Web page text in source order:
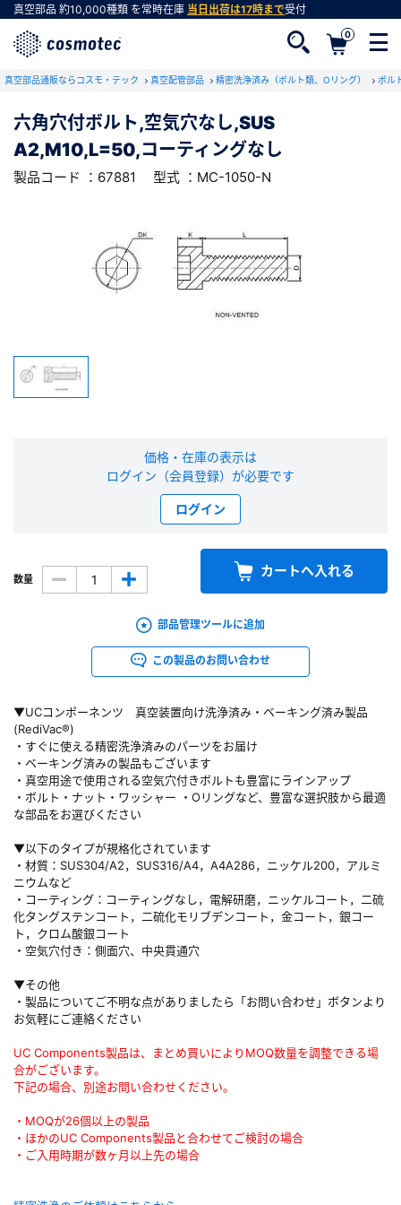
真空部品 約10,000種類 を常時在庫 当日出荷は17時まで受付
0
真空部品通販ならコスモ・テック 真空配管部品 精密洗浄済み（ボルト類、Oリング） ボル
六角穴付ボルト,空気穴なし,SUS
A2,M10,L=50,コーティングなし
製品コード ：67881 型式 ：MC-1050-N
▼UCコンポーネンツ 真空装置向け洗浄済み・ベーキング済み製品
(RediVac®)
・すぐに使える精密洗浄済みのパーツをお届け
・ベーキング済みの製品もございます
・真空用途で使用される空気穴付きボルトも豊富にラインアップ
・ボルト・ナット・ワッシャー ・Oリングなど、豊富な選択肢から最適
な部品をお選びください
▼以下のタイプが規格化されています
・材質：SUS304/A2，SUS316/A4，A4A286，ニッケル200，アルミ
ニウムなど
・コーティング：コーティングなし，電解研磨，ニッケルコート，二硫
化タングステンコート，二硫化モリブデンコート，金コート，銀コー
ト，クロム酸銀コート
・空気穴付き：側面穴、中央貫通穴
▼その他
・製品についてご不明な点がありましたら「お問い合わせ」ボタンより
お気軽にご連絡ください
UC Components製品は、まとめ買いによりMOQ数量を調整できる場
合がございます。
下記の場合、別途お問い合わせください。
・MOQが26個以上の製品
・ほかのUC Components製品と合わせてご検討の場合
・ご入用時期が数ヶ月以上先の場合
価格・在庫の表示は
ログイン（会員登録）が必要です
ログイン
数量 カートへ入れる
部品管理ツールに追加
この製品のお問い合わせ
RoHS2適合報告書のダウンロード
下記製品のRoHS2適合報告書のダウンロードをします。
六角穴付ボルト,空気穴なし,SUS
A2,M10,L=50,コーティングなし
型式 ：MC-1050-N 製品コード ：67881
会社・学校・研究機関名 必須
会員登録がお済みでない方
会員登録をすれば、便利な機能がご利用いただけ
※新規会員登録をお申し込み頂いてから本登録となるまで、数日間かかる場合
があります。また当社の判断によりお断りする場合があります。
会員の方はこちら
※パスワードをお忘れの方は、
※メールアドレスを忘れた方は、 お問い合わせページ よりお問い合わせくださ